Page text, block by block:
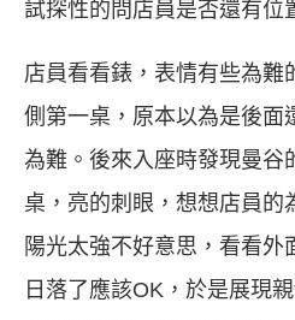
試探性的問店員是否還有位
店員看看錶，表情有些為難
側第一桌，原本以為是後面
為難。後來入座時發現曼谷
桌，亮的刺眼，想想店員的
陽光太強不好意思，看看外
日落了應該OK，於是展現